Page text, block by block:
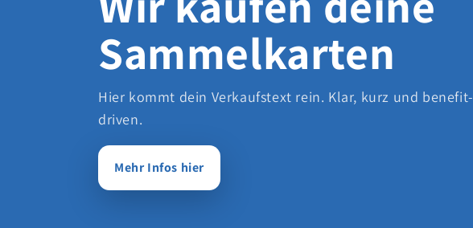
Sammelkarten
Hier kommt dein Verkaufstext rein. Klar, kurz und benefit-
driven.
Mehr Infos hier